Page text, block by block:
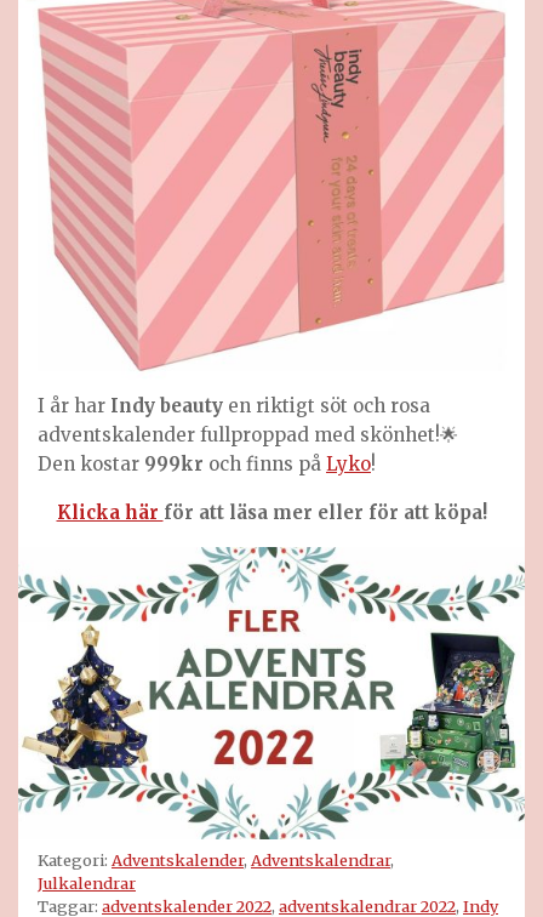
I år har Indy beauty en riktigt söt och rosa
adventskalender fullproppad med skönhet!🌟
Den kostar 999kr och finns på Lyko!
Klicka här för att läsa mer eller för att köpa!
Kategori: Adventskalender, Adventskalendrar,
Julkalendrar
Taggar: adventskalender 2022, adventskalendrar 2022, Indy